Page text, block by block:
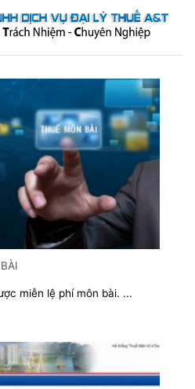
miễn lệ phí môn bài. ...